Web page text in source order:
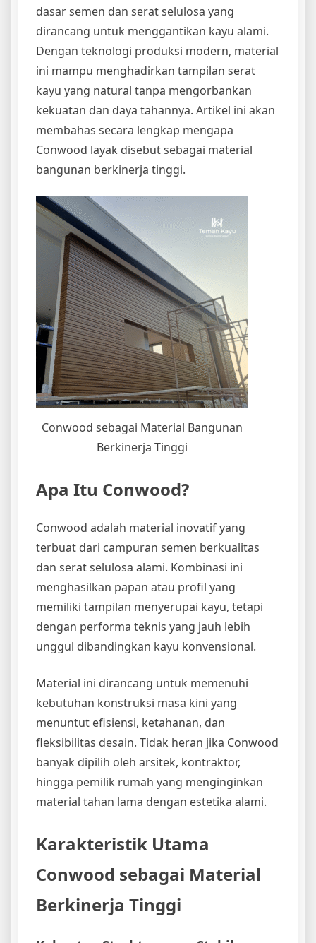
dasar semen dan serat selulosa yang
dirancang untuk menggantikan kayu alami.
Dengan teknologi produksi modern, material
ini mampu menghadirkan tampilan serat
kayu yang natural tanpa mengorbankan
kekuatan dan daya tahannya. Artikel ini akan
membahas secara lengkap mengapa
Conwood layak disebut sebagai material
bangunan berkinerja tinggi.
Conwood sebagai Material Bangunan
Berkinerja Tinggi
Apa Itu Conwood?
Conwood adalah material inovatif yang
terbuat dari campuran semen berkualitas
dan serat selulosa alami. Kombinasi ini
menghasilkan papan atau profil yang
memiliki tampilan menyerupai kayu, tetapi
dengan performa teknis yang jauh lebih
unggul dibandingkan kayu konvensional.
Material ini dirancang untuk memenuhi
kebutuhan konstruksi masa kini yang
menuntut efisiensi, ketahanan, dan
fleksibilitas desain. Tidak heran jika Conwood
banyak dipilih oleh arsitek, kontraktor,
hingga pemilik rumah yang menginginkan
material tahan lama dengan estetika alami.
Karakteristik Utama
Conwood sebagai Material
Berkinerja Tinggi